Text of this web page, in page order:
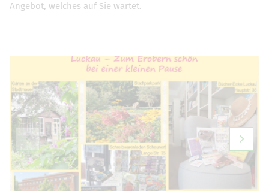
Angebot, welches auf Sie wartet.